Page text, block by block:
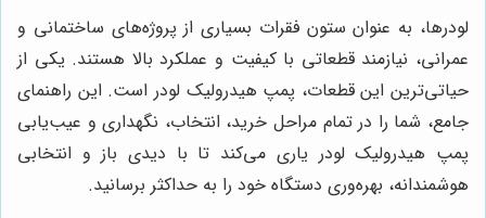
لودرها، به عنوان ستون فقرات بسیاری از پروژه‌های ساختمانی و
عمرانی، نیازمند قطعاتی با کیفیت و عملکرد بالا هستند. یکی از
حیاتی‌ترین این قطعات، پمپ هیدرولیک لودر است. این راهنمای
جامع، شما را در تمام مراحل خرید، انتخاب، نگهداری و عیب‌یابی
پمپ هیدرولیک لودر یاری می‌کند تا با دیدی باز و انتخابی
هوشمندانه، بهره‌وری دستگاه خود را به حداکثر برسانید.